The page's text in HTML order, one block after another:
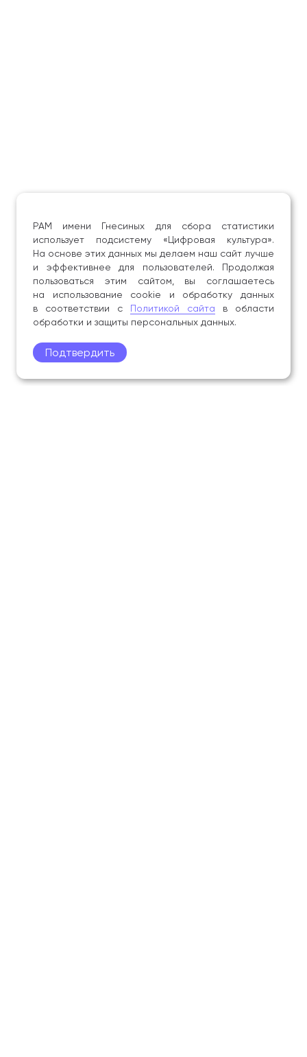
РАМ имени Гнесиных для сбора статистики
использует подсистему «Цифровая культура».
На основе этих данных мы делаем наш сайт лучше
и эффективнее для пользователей. Продолжая
пользоваться этим сайтом, вы соглашаетесь
на использование cookie и обработку данных
в соответствии с Политикой сайта в области
обработки и защиты персональных данных.
Подтвердить